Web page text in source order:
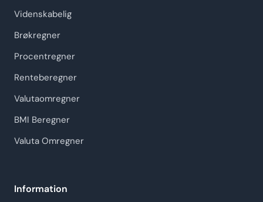
Videnskabelig
Brøkregner
Procentregner
Renteberegner
Valutaomregner
BMI Beregner
Valuta Omregner
Information